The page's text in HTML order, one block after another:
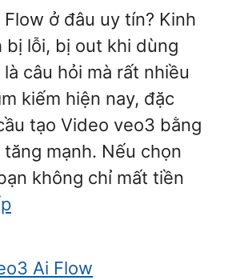
ở đâu uy tín? Kinh
bị lỗi, bị out khi dùng
câu hỏi mà rất nhiều
kiếm hiện nay, đặc
tạo Video veo3 bằng
mạnh. Nếu chọn
không chỉ mất tiền
Ai Flow